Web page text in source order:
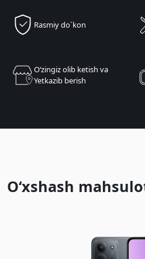
Rasmiy do`kon
Oʻzingiz olib ketish va
Yetkazib berish
O‘xshash